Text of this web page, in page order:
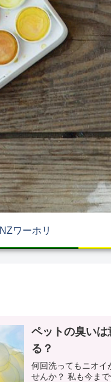
NZワーホリ
ペットの臭いは
る？
何回洗ってもニオイが取れない……！
せんか？ 私も今まで使っていた洗剤で何回洗い直ししてもニオイが取